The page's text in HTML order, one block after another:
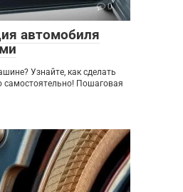
0
автомобиля
Узнайте, как сделать
Пошаговая